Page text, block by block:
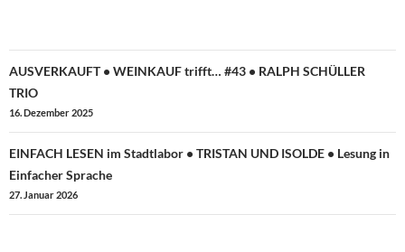
Beitragsnavigation
AUSVERKAUFT • WEINKAUF trifft… #43 • RALPH SCHÜLLER
TRIO
16. Dezember 2025
EINFACH LESEN im Stadtlabor • TRISTAN UND ISOLDE • Lesung in
Einfacher Sprache
27. Januar 2026